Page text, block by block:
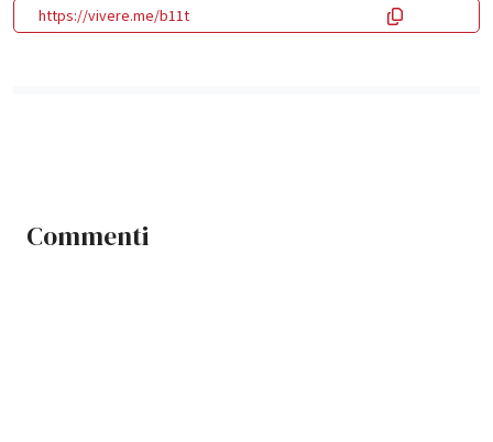
https://vivere.me/b11t
Commenti